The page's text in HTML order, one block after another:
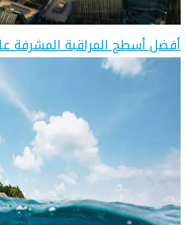
أفضل أسطح المراقبة المشرفة